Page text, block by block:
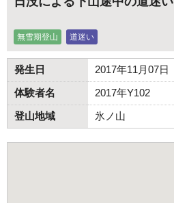
無雪期登山 道迷い
発生日
2017年11月07日
体験者名
2017年Y102
登山地域
氷ノ山